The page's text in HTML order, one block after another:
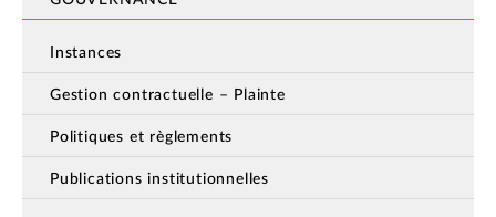
Instances
Gestion contractuelle – Plainte
Politiques et règlements
Publications institutionnelles